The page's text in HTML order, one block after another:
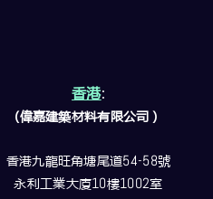
香港:
(偉嘉建築材料有限公司）
香港九龍旺角塘尾道54-58號
永利工業大廈10樓1002室